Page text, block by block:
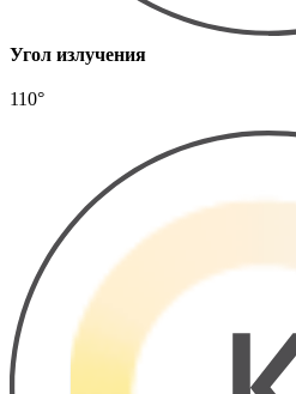
Угол излучения
110°